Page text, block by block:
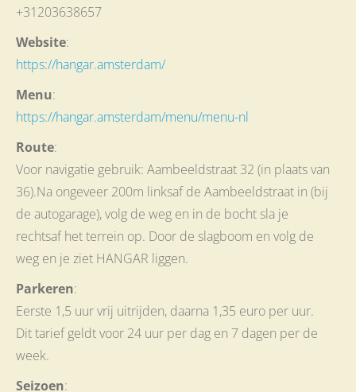
+31203638657
Website:
https://hangar.amsterdam/
Menu:
https://hangar.amsterdam/menu/menu-nl
Route:
Voor navigatie gebruik: Aambeeldstraat 32 (in plaats van
36).Na ongeveer 200m linksaf de Aambeeldstraat in (bij
de autogarage), volg de weg en in de bocht sla je
rechtsaf het terrein op. Door de slagboom en volg de
weg en je ziet HANGAR liggen.
Parkeren:
Eerste 1,5 uur vrij uitrijden, daarna 1,35 euro per uur.
Dit tarief geldt voor 24 uur per dag en 7 dagen per de
week.
Seizoen: